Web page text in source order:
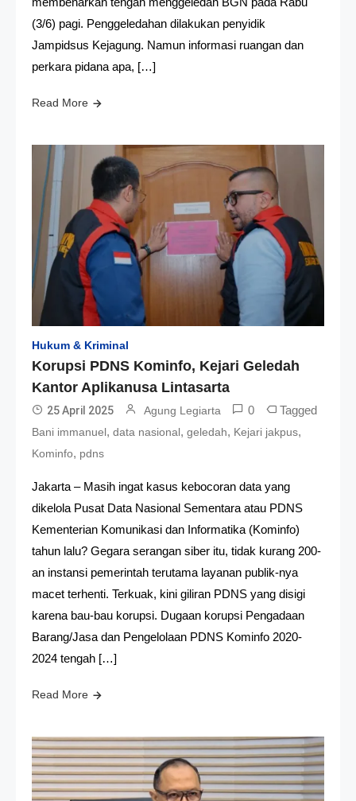
(3/6) pagi. Penggeledahan dilakukan penyidik
Jampidsus Kejagung. Namun informasi ruangan dan
perkara pidana apa, […]
Read More
Hukum & Kriminal
Korupsi PDNS Kominfo, Kejari Geledah
Kantor Aplikanusa Lintasarta
25 April 2025 Agung Legiarta 0 Tagged
Bani immanuel, data nasional, geledah, Kejari jakpus,
Kominfo, pdns
Jakarta – Masih ingat kasus kebocoran data yang
dikelola Pusat Data Nasional Sementara atau PDNS
Kementerian Komunikasi dan Informatika (Kominfo)
tahun lalu? Gegara serangan siber itu, tidak kurang 200-
an instansi pemerintah terutama layanan publik-nya
macet terhenti. Terkuak, kini giliran PDNS yang disigi
karena bau-bau korupsi. Dugaan korupsi Pengadaan
Barang/Jasa dan Pengelolaan PDNS Kominfo 2020-
2024 tengah […]
Read More